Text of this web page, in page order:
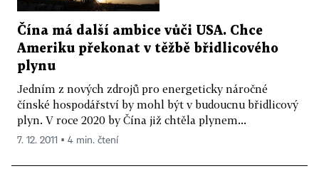
Čína má další ambice vůči USA. Chce
Ameriku překonat v těžbě břidlicového
plynu
Jedním z nových zdrojů pro energeticky náročné
čínské hospodářství by mohl být v budoucnu břidlicový
plyn. V roce 2020 by Čína již chtěla plynem...
7. 12. 2011 ▪ 4 min. čtení